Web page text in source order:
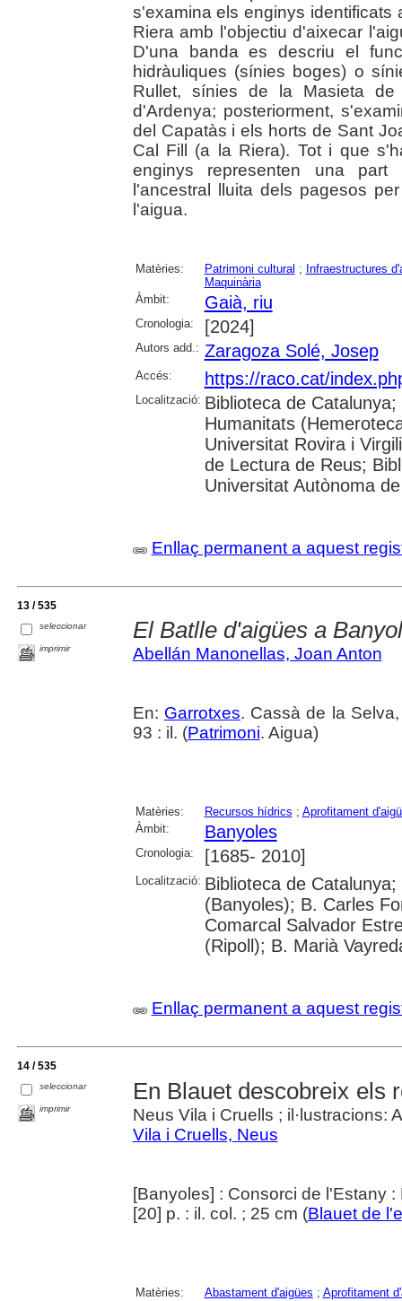
s'examina els enginys
Riera amb l'objectiu d'aixecar
D'una banda es descriu el
hidràuliques (sínies boges) o
Rullet, sínies de la Masieta
d'Ardenya; posteriorment,
del Capatàs i els horts de Sant
Cal Fill (a la Riera). Tot i que
enginys representen una
l'ancestral lluita dels pagesos
l'aigua.
Matèries: Patrimoni cultural ; Infraestructures
Maquinària
Àmbit:
Gaià, riu
Cronologia: [2024]
Autors add.: Zaragoza Solé, Josep
Accés: https://raco.cat/
Localització: Biblioteca de
Humanitats
Universitat Rovira i
de Lectura de Reus;
Universitat Autònoma
Enllaç permanent a aquest
13 / 535
seleccionar
imprimir
El Batlle d'aigües a
Abellán Manonellas, Joan Anton
En: Garrotxes. Cassà de la
93 : il. (Patrimoni. Aigua)
Matèries: Recursos hídrics ; Aprofitament
Àmbit:
Banyoles
Cronologia: [1685- 2010]
Localització: Biblioteca de
(Banyoles); B. Carles
Comarcal Salvador
(Ripoll); B. Marià
Enllaç permanent a aquest
14 / 535
seleccionar
imprimir
En Blauet descobreix els
Neus Vila i Cruells ; il·lustracions:
Vila i Cruells, Neus
[Banyoles] : Consorci de l'Estany
[20] p. : il. col. ; 25 cm (Blauet de
Matèries: Abastament d'aigües ; Aprofitament